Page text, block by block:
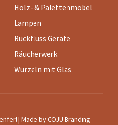
Holz- & Palettenmöbel
Lampen
Rückfluss Geräte
Räucherwerk
Wurzeln mit Glas
| Made byCOJU Branding